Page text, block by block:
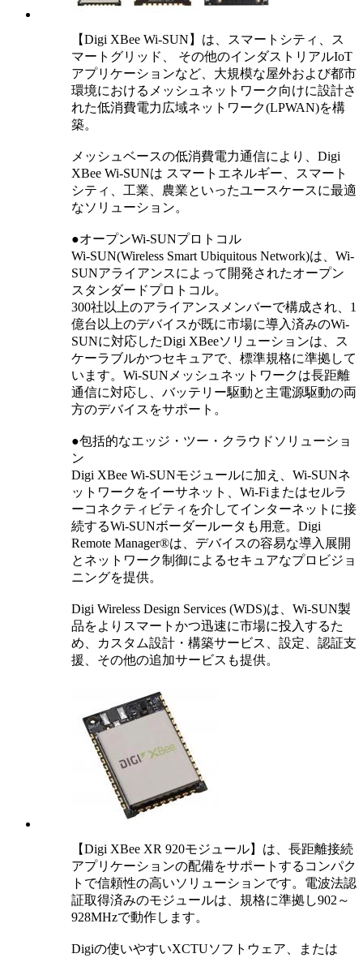
【Digi XBee Wi-SUN】は、スマートシティ、ス
マートグリッド、 その他のインダストリアルIoT
アプリケーションなど、大規模な屋外および都市
環境におけるメッシュネットワーク向けに設計さ
れた低消費電力広域ネットワーク(LPWAN)を構
築。
メッシュベースの低消費電力通信により、Digi
XBee Wi-SUNは スマートエネルギー、スマート
シティ、工業、農業といったユースケースに最適
なソリューション。
●オープンWi-SUNプロトコル
Wi-SUN(Wireless Smart Ubiquitous Network)は、Wi-
SUNアライアンスによって開発されたオープン
スタンダードプロトコル。
300社以上のアライアンスメンバーで構成され、1
億台以上のデバイスが既に市場に導入済みのWi-
SUNに対応したDigi XBeeソリューションは、ス
ケーラブルかつセキュアで、標準規格に準拠して
います。Wi-SUNメッシュネットワークは長距離
通信に対応し、バッテリー駆動と主電源駆動の両
方のデバイスをサポート。
●包括的なエッジ・ツー・クラウドソリューショ
ン
Digi XBee Wi-SUNモジュールに加え、Wi-SUNネ
ットワークをイーサネット、Wi-Fiまたはセルラ
ーコネクティビティを介してインターネットに接
続するWi-SUNボーダールータも用意。Digi
Remote Manager®は、デバイスの容易な導入展開
とネットワーク制御によるセキュアなプロビジョ
ニングを提供。
Digi Wireless Design Services (WDS)は、Wi-SUN製
品をよりスマートかつ迅速に市場に投入するた
め、カスタム設計・構築サービス、設定、認証支
援、その他の追加サービスも提供。
【Digi XBee XR 920モジュール】は、長距離接続
アプリケーションの配備をサポートするコンパク
トで信頼性の高いソリューションです。電波法認
証取得済みのモジュールは、規格に準拠し902～
928MHzで動作します。
Digiの使いやすいXCTUソフトウェア、または